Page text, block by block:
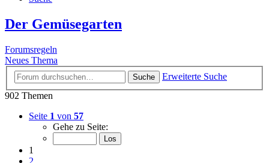
Der Gemüsegarten
Forumsregeln
Neues Thema
Suche
Erweiterte Suche
902 Themen
Seite 1 von 57
Gehe zu Seite:
1
2